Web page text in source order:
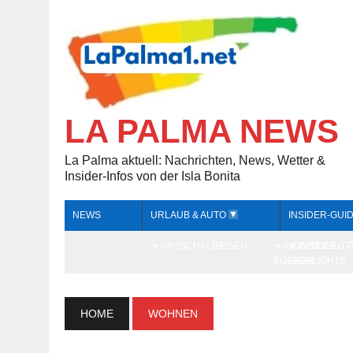
LA PALMA NEWS
La Palma aktuell: Nachrichten, News, Wetter &
Insider-Infos von der Isla Bonita
NEWS URLAUB & AUTO INSIDER-
HOME WOHNEN